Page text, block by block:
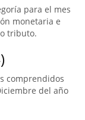
para el mes
monetaria e
tributo.
comprendidos
del año